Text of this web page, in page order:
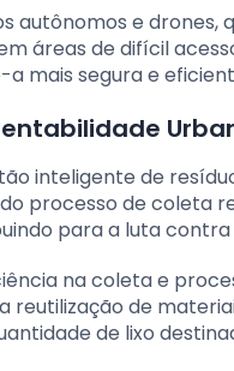
autônomos e
áreas de difícil
mais segura e
inteligente de
processo de coleta
para a luta
na coleta e
de
de lixo